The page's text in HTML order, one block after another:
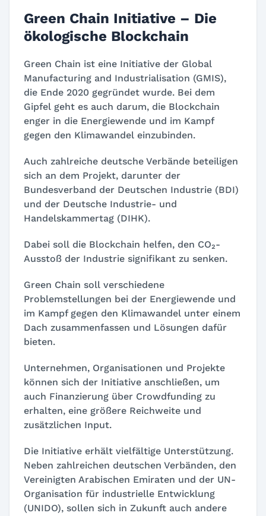
Green Chain Initiative – Die
ökologische Blockchain
Green Chain ist eine Initiative der Global
Manufacturing and Industrialisation (GMIS),
die Ende 2020 gegründet wurde. Bei dem
Gipfel geht es auch darum, die Blockchain
enger in die Energiewende und im Kampf
gegen den Klimawandel einzubinden.
Auch zahlreiche deutsche Verbände beteiligen
sich an dem Projekt, darunter der
Bundesverband der Deutschen Industrie (BDI)
und der Deutsche Industrie- und
Handelskammertag (DIHK).
Dabei soll die Blockchain helfen, den CO₂-
Ausstoß der Industrie signifikant zu senken.
Green Chain soll verschiedene
Problemstellungen bei der Energiewende und
im Kampf gegen den Klimawandel unter einem
Dach zusammenfassen und Lösungen dafür
bieten.
Unternehmen, Organisationen und Projekte
können sich der Initiative anschließen, um
auch Finanzierung über Crowdfunding zu
erhalten, eine größere Reichweite und
zusätzlichen Input.
Die Initiative erhält vielfältige Unterstützung.
Neben zahlreichen deutschen Verbänden, den
Vereinigten Arabischen Emiraten und der UN-
Organisation für industrielle Entwicklung
(UNIDO), sollen sich in Zukunft auch andere